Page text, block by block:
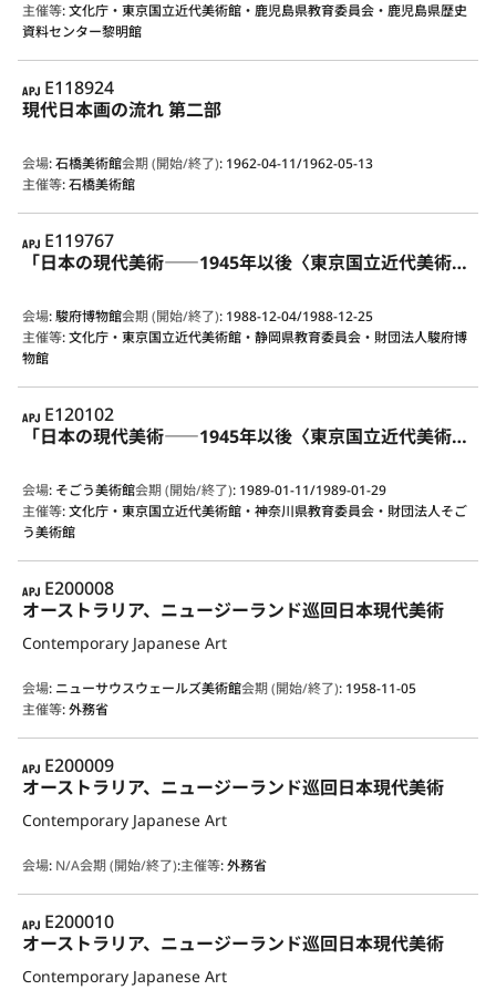
主催等:文化庁・東京国立近代美術館・鹿児島県教育委員会・鹿児島県歴史
資料センター黎明館
APJ
E118924
現代日本画の流れ 第二部
会場:石橋美術館会期 (開始/終了): 1962-04-11/1962-05-13
主催等:石橋美術館
APJ
E119767
「日本の現代美術――1945年以後〈東京国立近代美術館所蔵作品による〉」展
会場:駿府博物館会期 (開始/終了): 1988-12-04/1988-12-25
主催等:文化庁・東京国立近代美術館・静岡県教育委員会・財団法人駿府博
物館
APJ
E120102
「日本の現代美術――1945年以後〈東京国立近代美術館所蔵作品による〉」展
会場: そごう美術館会期 (開始/終了): 1989-01-11/1989-01-29
主催等:文化庁・東京国立近代美術館・神奈川県教育委員会・財団法人そご
う美術館
APJ
E200008
オーストラリア、ニュージーランド巡回日本現代美術
Contemporary Japanese Art
会場: ニューサウスウェールズ美術館会期 (開始/終了): 1958-11-05
主催等:外務省
APJ
E200009
オーストラリア、ニュージーランド巡回日本現代美術
Contemporary Japanese Art
会場: N/A会期 (開始/終了):主催等:外務省
APJ
E200010
オーストラリア、ニュージーランド巡回日本現代美術
Contemporary Japanese Art